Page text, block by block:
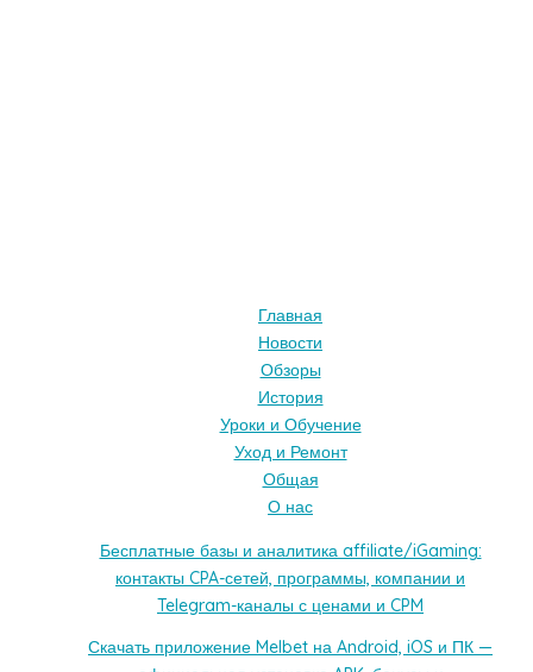
Главная
Новости
Обзоры
История
Уроки и Обучение
Уход и Ремонт
Общая
О нас
Бесплатные базы и аналитика affiliate/iGaming:
контакты CPA-сетей, программы, компании и
Telegram-каналы с ценами и CPM
Скачать приложение Melbet на Android, iOS и ПК —